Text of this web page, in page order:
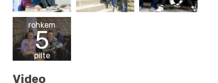
rohkem
5
pilte
Video